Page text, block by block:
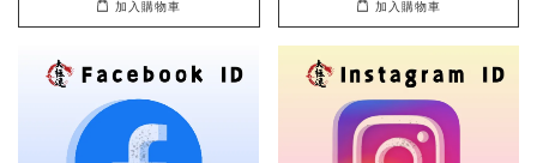
加入購物車 加入購物車